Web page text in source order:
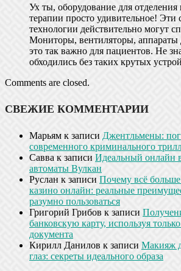
Ух ты, оборудование для
терапии просто удивительное! Эти
технологии действительно могут
Мониторы, вентиляторы, аппараты
это так важно для пациентов. Не
обходились без таких крутых
Comments are closed.
СВЕЖИЕ КОММЕНТАРИИ
Марьям к записи Джентльмены:
современного криминального
Савва к записи Идеальный онлайн
автоматы Вулкан
Руслан к записи Почему всё
казино онлайн: реальные
разумно пользоваться
Григорий Грибов к записи
банковскую карту, используя
документа
Кирилл Данилов к записи Макияж
глаз: секреты идеального образа